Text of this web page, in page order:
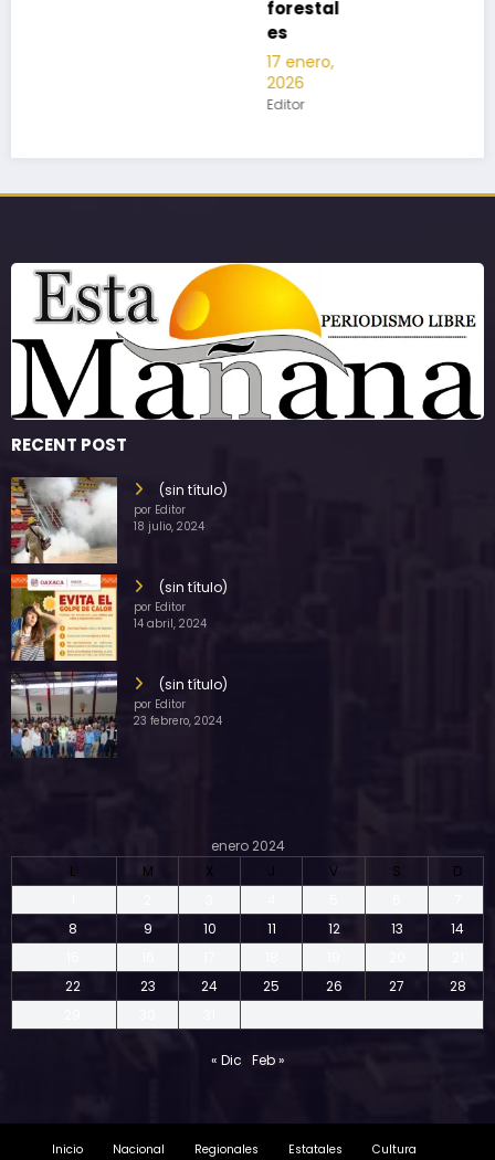
RECENT POST
(sin título)
por Editor
18 julio, 2024
(sin título)
por Editor
14 abril, 2024
(sin título)
por Editor
23 febrero, 2024
enero 2024
L
M X J V S
D
8
9 10 11 12 13
14
22
23 24 25 26 27
28
« Dic Feb »
Inicio Nacional Regionales Estatales Cultura